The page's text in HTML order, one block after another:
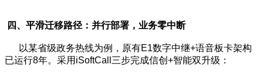
四、平滑迁移路径：并行部署，业务零中断
以某省级政务热线为例，原有E1数字中继+语音板卡架构
已运行8年。采用iSoftCall三步完成信创+智能双升级：